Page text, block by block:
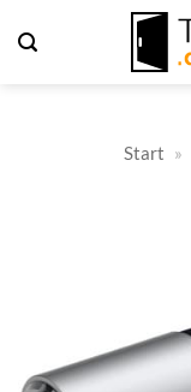
Inhalt
Start »